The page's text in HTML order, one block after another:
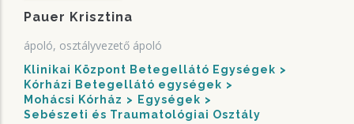
Pauer Krisztina
ápoló, osztályvezető ápoló
Klinikai Központ Betegellátó Egységek
Kórházi Betegellátó egységek
Mohácsi Kórház
Egységek
Sebészeti és Traumatológiai Osztály